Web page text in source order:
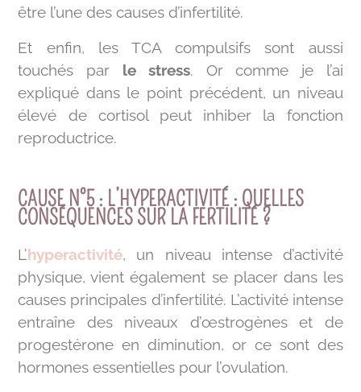
être l’une des causes d’infertilité.
Et enfin, les TCA compulsifs sont aussi
touchés par le stress. Or comme je l’ai
expliqué dans le point précédent, un niveau
élevé de cortisol peut inhiber la fonction
reproductrice.
CAUSE N°5 : L’HYPERACTIVITÉ : QUELLES
CONSÉQUENCES SUR LA FERTILITÉ ?
L’hyperactivité, un niveau intense d’activité
physique, vient également se placer dans les
causes principales d’infertilité. L’activité intense
entraîne des niveaux d’œstrogènes et de
progestérone en diminution, or ce sont des
hormones essentielles pour l’ovulation.